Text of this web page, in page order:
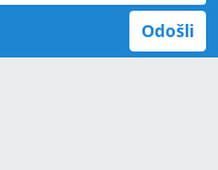
Odošli